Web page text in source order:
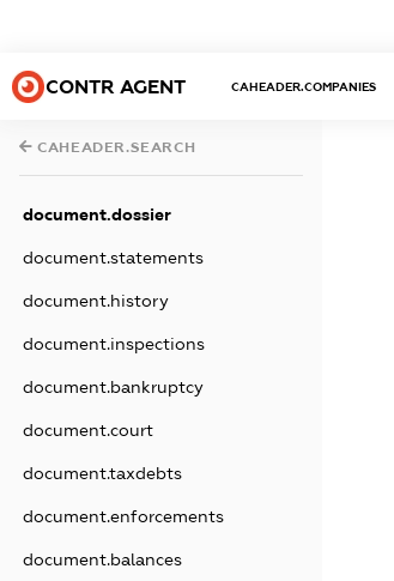
CONTR AGENT CAHEADER.COMPANIES
CAHEADER.SEARCH
document.dossier
document.statements
document.history
document.inspections
document.bankruptcy
document.court
document.taxdebts
document.enforcements
document.balances